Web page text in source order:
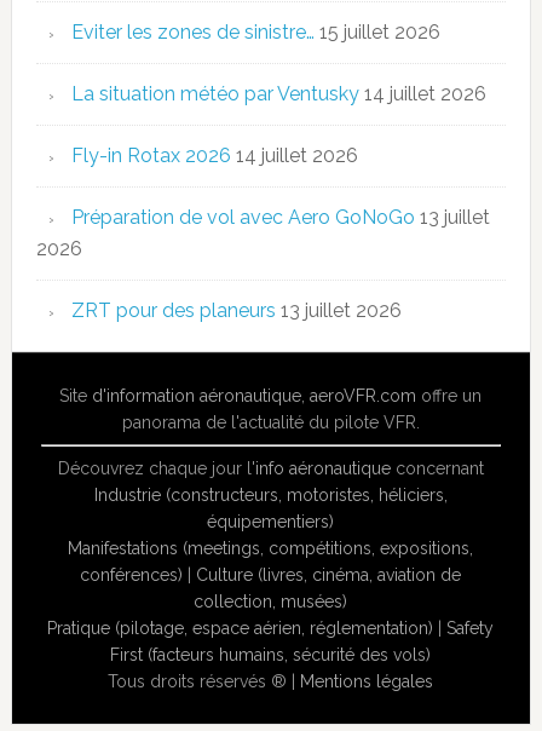
Eviter les zones de sinistre… 15 juillet 2026
La situation météo par Ventusky 14 juillet 2026
Fly-in Rotax 2026 14 juillet 2026
Préparation de vol avec Aero GoNoGo 13 juillet
2026
ZRT pour des planeurs 13 juillet 2026
Site d'information aéronautique ,aeroVFR.com offre un
panorama de l'actualité du pilote VFR.
Découvrez chaque jour l'info aéronautiqueconcernant
Industrie (constructeurs, motoristes, héliciers,
équipementiers)
Manifestations (meetings, compétitions, expositions,
conférences)
Culture (livres, cinéma, aviation de
collection, musées)
Pratique (pilotage, espace aérien, réglementation) |Safety
First (facteurs humains, sécurité des vols)
Tous droits réservés ® | Mentions légales